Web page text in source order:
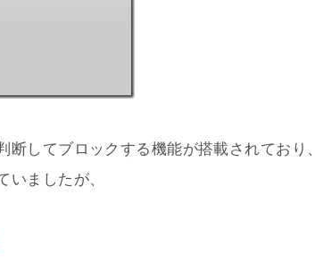
してブロックする機能が搭載されており、
いましたが、